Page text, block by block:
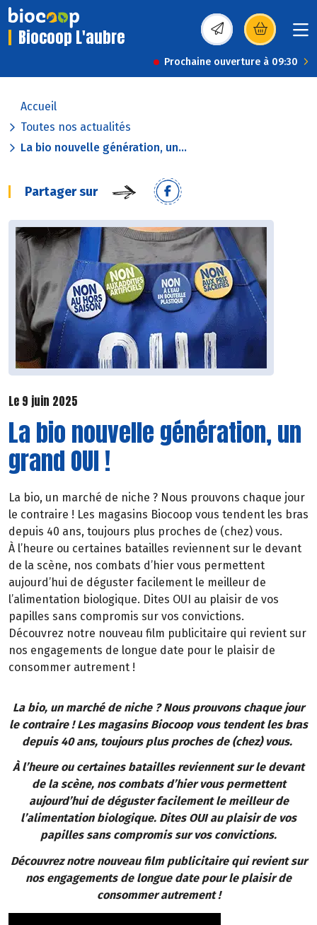
Biocoop L'aubre (s’ouvre dans une
Prochaine ouverture à 09:30
Accueil
Toutes nos actualités
La bio nouvelle génération, un...
Partager sur
Le 9 juin 2025
La bio nouvelle génération, un
grand OUI !
La bio, un marché de niche ? Nous prouvons chaque jour
le contraire ! Les magasins Biocoop vous tendent les bras
depuis 40 ans, toujours plus proches de (chez) vous.
À l’heure ou certaines batailles reviennent sur le devant
de la scène, nos combats d’hier vous permettent
aujourd’hui de déguster facilement le meilleur de
l’alimentation biologique. Dites OUI au plaisir de vos
papilles sans compromis sur vos convictions.
Découvrez notre nouveau film publicitaire qui revient sur
nos engagements de longue date pour le plaisir de
consommer autrement !
La bio, un marché de niche ? Nous prouvons chaque jour
le contraire ! Les magasins Biocoop vous tendent les bras
depuis 40 ans, toujours plus proches de (chez) vous.
À l’heure ou certaines batailles reviennent sur le devant
de la scène, nos combats d’hier vous permettent
aujourd’hui de déguster facilement le meilleur de
l’alimentation biologique. Dites OUI au plaisir de vos
papilles sans compromis sur vos convictions.
Découvrez notre nouveau film publicitaire qui revient sur
nos engagements de longue date pour le plaisir de
consommer autrement !